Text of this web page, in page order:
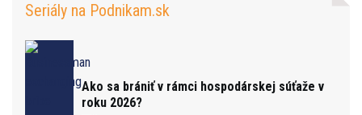
Seriály na Podnikam.sk
Ako sa brániť v rámci hospodárskej súťaže v
roku 2026?